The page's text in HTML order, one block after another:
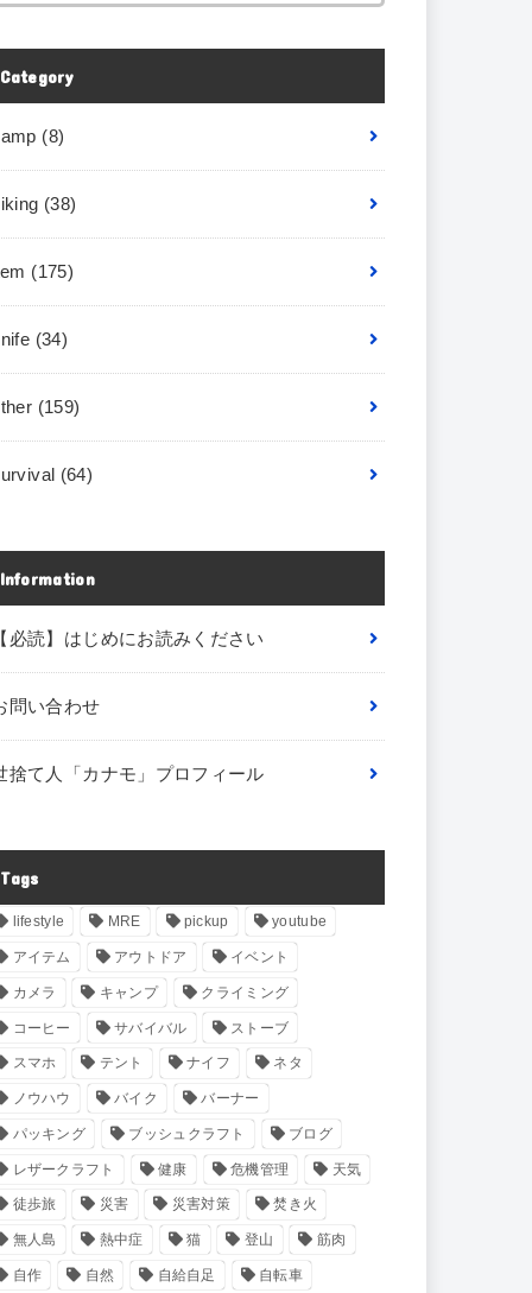
Category
(8)
(38)
(175)
(34)
(159)
(64)
Information
必読】はじめにお読みください
問い合わせ
捨て人「カナモ」プロフィール
Tags
lifestyle MRE pickup youtube
アイテム アウトドア イベント
カメラ キャンプ クライミング
コーヒー サバイバル ストーブ
スマホ テント ナイフ ネタ
ノウハウ バイク バーナー
パッキング ブッシュクラフト ブログ
レザークラフト 健康 危機管理 天気
徒歩旅 災害 災害対策 焚き火
無人島 熱中症 猫 登山 筋肉
自作 自然 自給自足 自転車